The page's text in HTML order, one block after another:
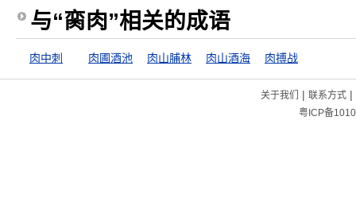
与“脔肉”相关的成语
肉中刺 肉圃酒池 肉山脯林 肉山酒海 肉搏战
关于我们 | 联系方式|
粤ICP备